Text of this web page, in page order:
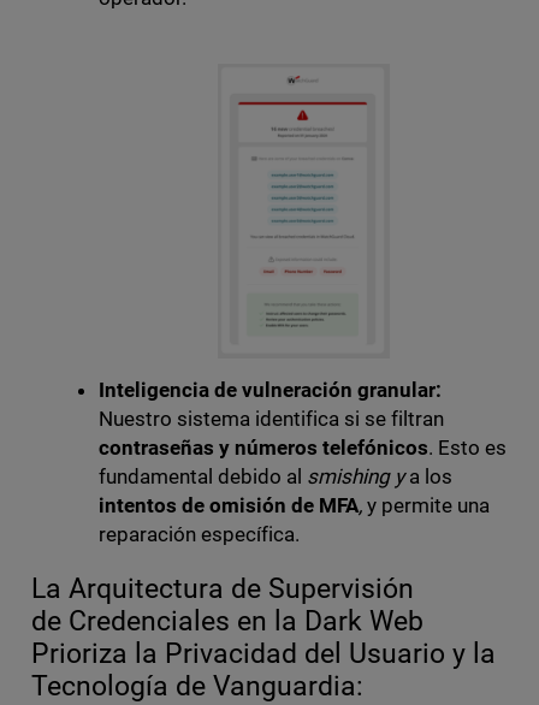
Inteligencia de vulneración granular:
Nuestro sistema identifica si se filtran
contraseñas y números telefónicos. Esto es
fundamental debido al smishing ya los
intentos de omisión de MFA,y permite una
reparación específica.
La Arquitectura de Supervisión
de Credenciales en la Dark Web
Prioriza la Privacidad del Usuario y la
Tecnología de Vanguardia: